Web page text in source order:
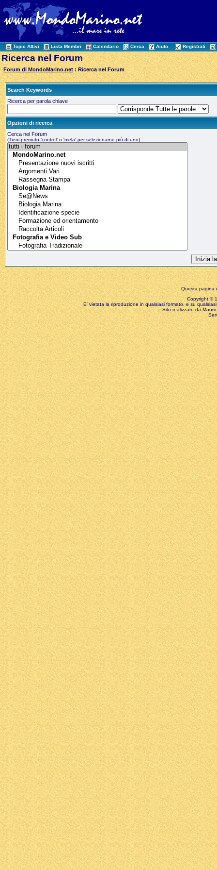
Topic Attivi Lista Membri Calendario Cerca Aiuto Registrati
Ricerca nel Forum
Forum di MondoMarino.net : Ricerca nel Forum
Search Keywords
Ricerca per parola chiave
Opzioni di ricerca
Cerca nel Forum
(Tieni premuto 'control' o 'mela' per selezionarne più di uno)
Questa pagina
Copyright ©
E' vietata la riproduzione in qualsiasi formato, e su
Sito realizzato da